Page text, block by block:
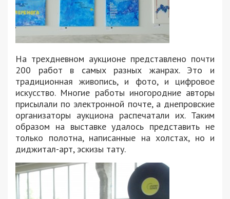
На трехдневном аукционе представлено почти
200 работ в самых разных жанрах. Это и
традиционная живопись, и фото, и цифровое
искусство. Многие работы иногородние авторы
присылали по электронной почте, а днепровские
организаторы аукциона распечатали их. Таким
образом на выставке удалось представить не
только полотна, написанные на холстах, но и
диджитал-арт, эскизы тату.